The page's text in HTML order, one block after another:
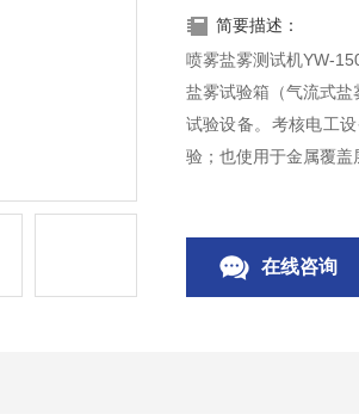
简要描述：
喷雾盐雾测试机YW-
盐雾试验箱（气流式
试验设备。考核电工
验；也使用于金属覆盖
验可按国家标准
在线咨询